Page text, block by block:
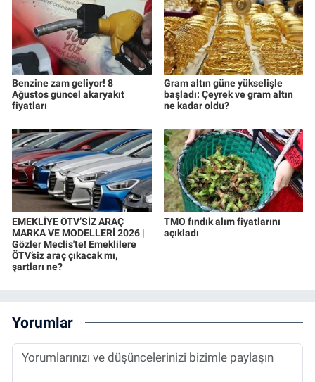
Benzine zam geliyor! 8
Ağustos güncel akaryakıt
fiyatları
Gram altın güne yükselişle
başladı: Çeyrek ve gram altın
ne kadar oldu?
EMEKLİYE ÖTV’SİZ ARAÇ
MARKA VE MODELLERİ 2026 |
Gözler Meclis'te! Emeklilere
ÖTV’siz araç çıkacak mı,
şartları ne?
TMO fındık alım fiyatlarını
açıkladı
Yorumlar